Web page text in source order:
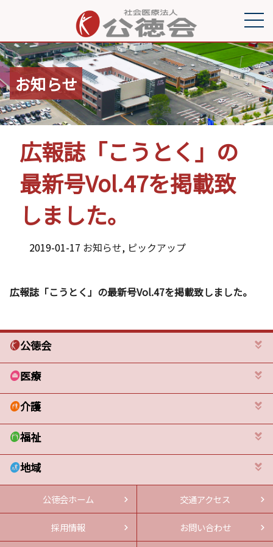
お知らせ
広報誌「こうとく」の
最新号Vol.47を掲載致
しました。
2019-01-17 お知らせ, ピックアップ
広報誌「こうとく」の最新号Vol.47を掲載致しました。
公徳会
医療
介護
福祉
地域
公徳会ホーム 交通アクセス
採用情報 お問い合わせ